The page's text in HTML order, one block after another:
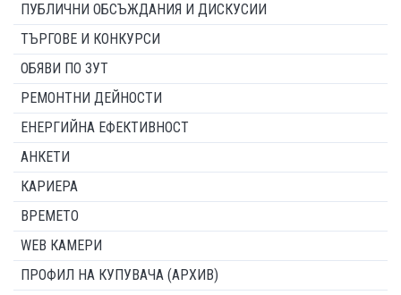
ПУБЛИЧНИ ОБСЪЖДАНИЯ И ДИСКУСИИ
ТЪРГОВЕ И КОНКУРСИ
ОБЯВИ ПО ЗУТ
РЕМОНТНИ ДЕЙНОСТИ
ЕНЕРГИЙНА ЕФЕКТИВНОСТ
АНКЕТИ
КАРИЕРА
ВРЕМЕТО
WEB КАМЕРИ
ПРОФИЛ НА КУПУВАЧА (АРХИВ)